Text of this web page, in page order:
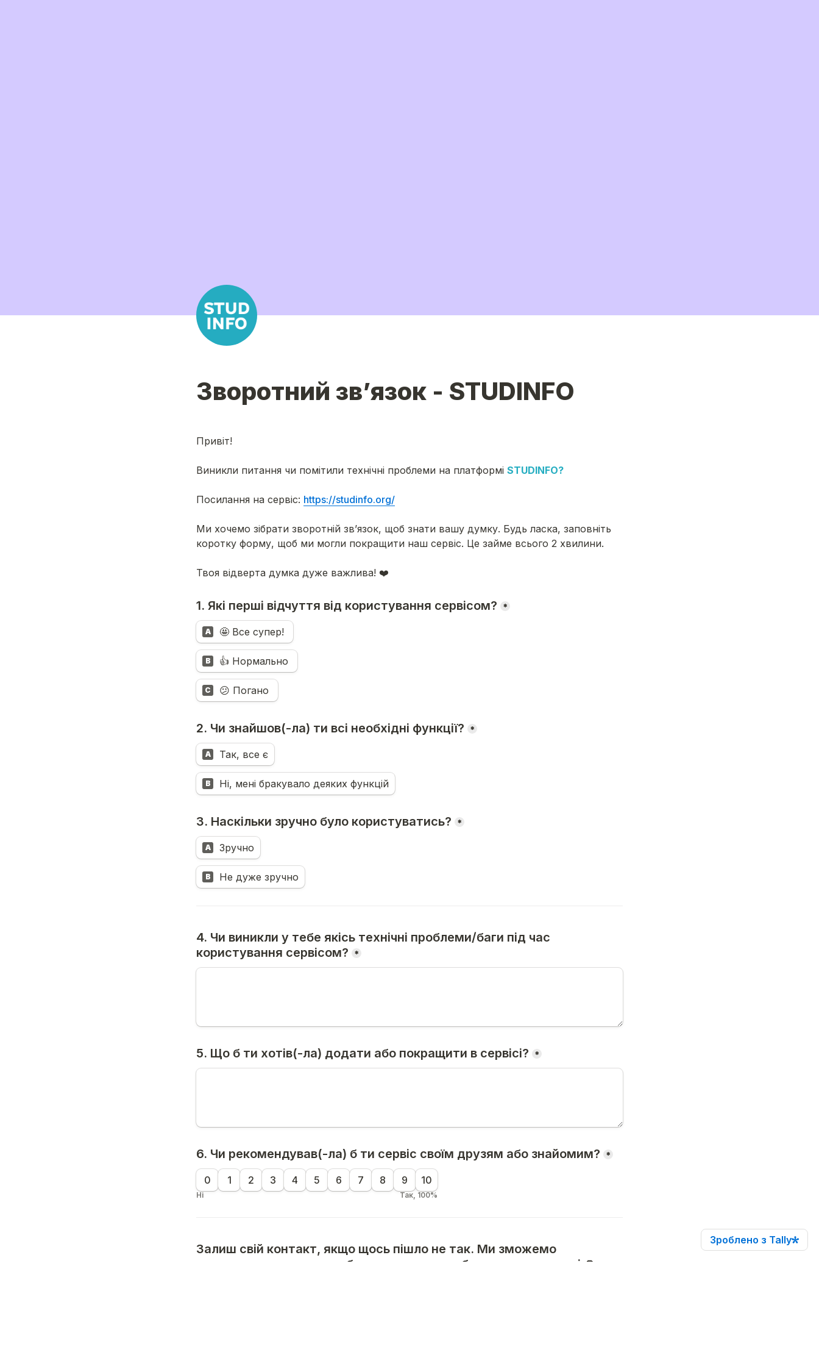
Зворотний звʼязок - STUDINFO
Привіт!
Виникли питання чи помітили технічні проблеми на платформі STUDINFO?
Посилання на сервіс: https://studinfo.org/
Ми хочемо зібрати зворотній звʼязок, щоб знати вашу думку. Будь ласка, заповніть
коротку форму, щоб ми могли покращити наш сервіс. Це займе всього 2 хвилини.
Твоя відверта думка дуже важлива! ❤️
1. Які перші відчуття від користування сервісом? *
A
B
C
2. Чи знайшов(-ла) ти всі необхідні функції? *
A Так, все є
B Ні, мені бракувало деяких функцій
3. Наскільки зручно було користуватись? *
A Зручно
B Не дуже зручно
4. Чи виникли у тебе якісь технічні проблеми/баги під час
користування сервісом?
*
5. Що б ти хотів(-ла) додати або покращити в сервісі? *
6. Чи рекомендував(-ла) б ти сервіс своїм друзям або знайомим? *
0 1 2 3 4 5 6 7 8 9 10
Ні Так, 100%
Залиш свій контакт, якщо щось пішло не так. Ми зможемо
сконтактувати, коли це буде виправлено або уточнити деталі 🙏
Зроблено з Tally